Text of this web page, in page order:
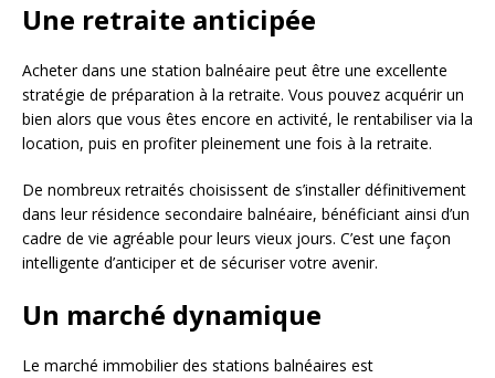
Une retraite anticipée
Acheter dans une station balnéaire peut être une excellente
stratégie de préparation à la retraite. Vous pouvez acquérir un
bien alors que vous êtes encore en activité, le rentabiliser via la
location, puis en profiter pleinement une fois à la retraite.
De nombreux retraités choisissent de s’installer définitivement
dans leur résidence secondaire balnéaire, bénéficiant ainsi d’un
cadre de vie agréable pour leurs vieux jours. C’est une façon
intelligente d’anticiper et de sécuriser votre avenir.
Un marché dynamique
Le marché immobilier des stations balnéaires est